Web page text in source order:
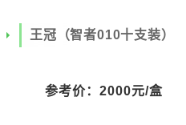
王冠（智者010十支装）
参考价：2000元/盒